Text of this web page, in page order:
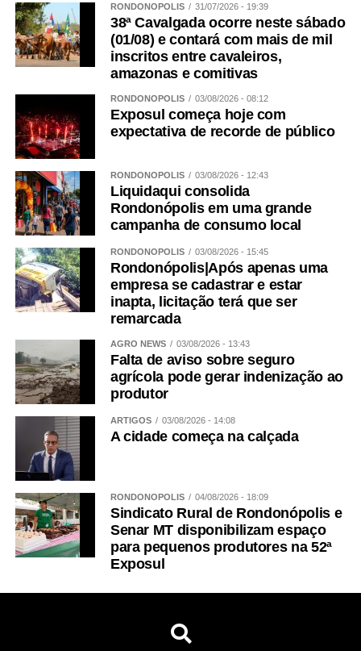
RONDONÓPOLIS 31/07/2026 - 19:39
38ª Cavalgada ocorre neste sábado
(01/08) e contará com mais de mil
inscritos entre cavaleiros,
amazonas e comitivas
RONDONÓPOLIS 03/08/2026 - 08:12
Exposul começa hoje com
expectativa de recorde de público
RONDONÓPOLIS 03/08/2026 - 12:43
Liquidaqui consolida
Rondonópolis em uma grande
campanha de consumo local
RONDONÓPOLIS 03/08/2026 - 15:45
Rondonópolis|Após apenas uma
empresa se cadastrar e estar
inapta, licitação terá que ser
remarcada
AGRO NEWS 03/08/2026 - 13:43
Falta de aviso sobre seguro
agrícola pode gerar indenização ao
produtor
ARTIGOS 03/08/2026 - 14:08
A cidade começa na calçada
RONDONÓPOLIS 04/08/2026 - 18:09
Sindicato Rural de Rondonópolis e
Senar MT disponibilizam espaço
para pequenos produtores na 52ª
Exposul